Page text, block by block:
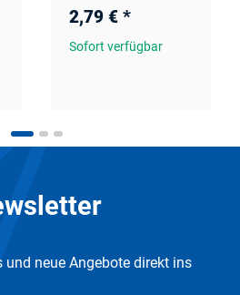
2,79 € *
Sofort verfügbar
und neue Angebote direkt ins